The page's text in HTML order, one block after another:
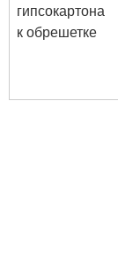
гипсокартона
к обрешетке